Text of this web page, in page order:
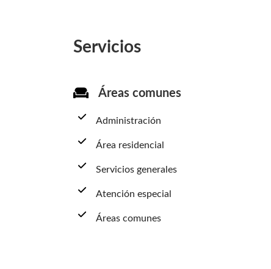
Servicios
Áreas comunes
Administración
Área residencial
Servicios generales
Atención especial
Áreas comunes